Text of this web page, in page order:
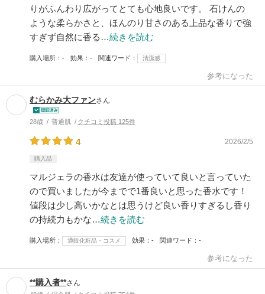
りがふんわり広がってとても心地良いです。 石けんの
ような柔らかさと、ほんのり甘さのある上品な香りで強
すぎず自然に香る…続きを読む
購入場所 - 効果 - 関連ワード 清潔感
参考になった
むらかみ大ファンさん
28歳 普通肌 クチコミ投稿 125件
4 2026/2/5
購入品
マルジェラの香水は友達が使っていて良いと言っていた
ので買いましたが今までで1番良いと思った香水です！
値段は少し高いかなとは思うけど良い香りすぎるし香り
の持続力もかな…続きを読む
購入場所 通販化粧品・コスメ 効果 - 関連ワード -
参考になった
**購入者**さん